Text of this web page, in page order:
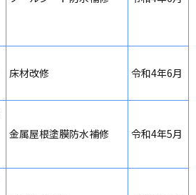
床材改修 令和4年6月
金属屋根塗膜防水補修 令和4年5月